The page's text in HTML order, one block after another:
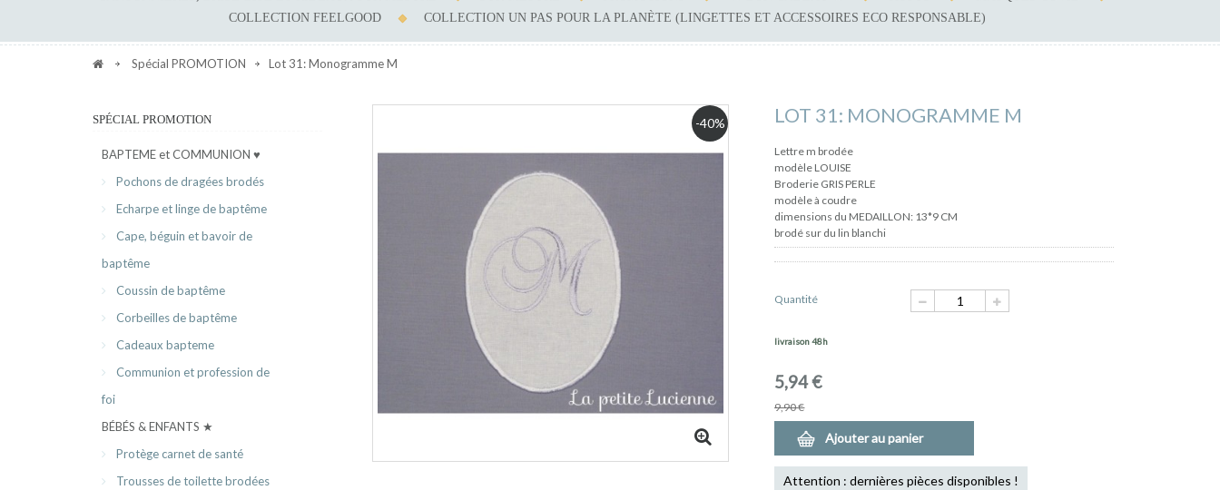
COLLECTION FEELGOOD
COLLECTION UN PAS POUR LA PLANÈTE (LINGETTES ET ACCESSOIRES ECO RESPONSABLE)
Spécial PROMOTION Lot 31: Monogramme M
SPÉCIAL PROMOTION
BAPTEME et COMMUNION ♥
Pochons de dragées brodés
Echarpe et linge de baptême
Cape, béguin et bavoir de
baptême
Coussin de baptême
Corbeilles de baptême
Cadeaux bapteme
Communion et profession de
foi
BÉBÉS & ENFANTS ★
Protège carnet de santé
Trousses de toilette brodées
-40% LOT 31: MONOGRAMME M
Lettre m brodée
modèle LOUISE
Broderie GRIS PERLE
modèle à coudre
dimensions du MEDAILLON: 13*9 CM
brodé sur du lin blanchi
Quantité
livraison 48h
5,94 €
9,90 €
Ajouter au panier
Attention : dernières pièces disponibles !